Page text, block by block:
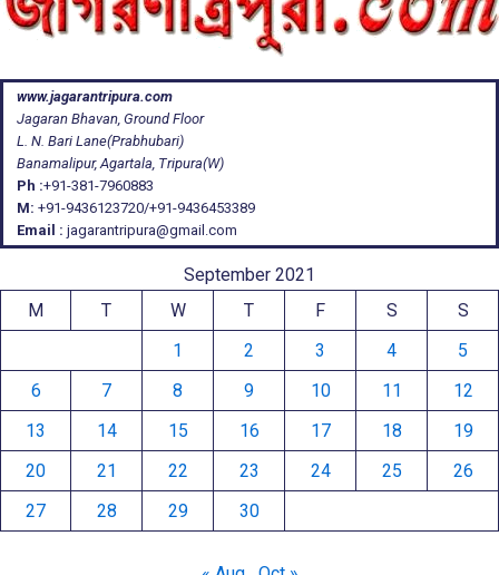
www.jagarantripura.com
Jagaran Bhavan, Ground Floor
L. N. Bari Lane(Prabhubari)
Banamalipur, Agartala, Tripura(W)
Ph :+91-381-7960883
M: +91-9436123720/+91-9436453389
Email : jagarantripura@gmail.com
September 2021
M
T W T F S
S
1
2 3 4
5
6
7 8 9 10 11
12
13
14 15 16 17 18
19
20
21 22 23 24 25
26
27
28 29 30